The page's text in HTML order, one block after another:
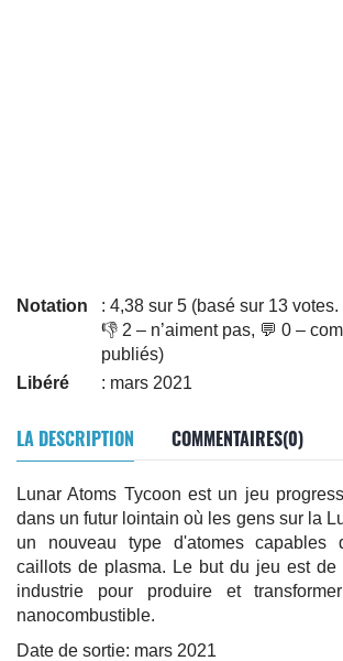
Notation
: 4,38 sur 5 (basé sur 13
👎 2 – n’aiment pas, 💬 0 –
publiés)
Libéré
: mars 2021
LA DESCRIPTION COMMENTAIRES(0)
Lunar Atoms Tycoon est un jeu
dans un futur lointain où les gens sur la
un nouveau type d'atomes capables
caillots de plasma. Le but du jeu est de
industrie pour produire et
nanocombustible.
Date de sortie: mars 2021